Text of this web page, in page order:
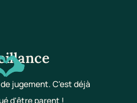
jugement. C'est déjà
d'être parent !